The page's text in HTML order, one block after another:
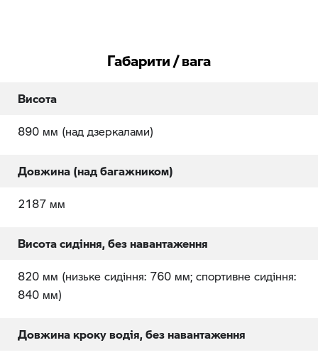
Габарити / вага
Висота
890 мм (над дзеркалами)
Довжина (над багажником)
2187 мм
Висота сидіння, без навантаження
820 мм (низьке сидіння: 760 мм; спортивне сидіння:
840 мм)
Довжина кроку водія, без навантаження